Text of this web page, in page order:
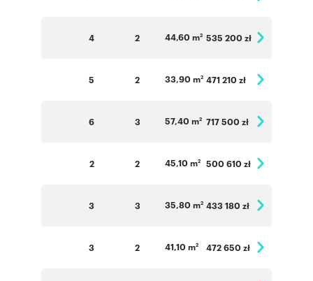
energia ze słońca
pieniędzy i większa niezależność energetyczna
nieruchomości
4 2 44,60 m2 535 200 zł
5 2 33,90 m2 471 210 zł
6 3 57,40 m2 717 500 zł
2 2 45,10 m2 500 610 zł
3 3 35,80 m2 433 180 zł
3 2 41,10 m2 472 650 zł